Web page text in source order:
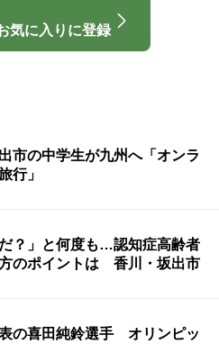
気に入りに登録
市の中学生が九州へ「オンラ
行」
だ？」と何度も…認知症高齢者
のポイントは 香川・坂出市
の喜田純鈴選手 オリンピッ